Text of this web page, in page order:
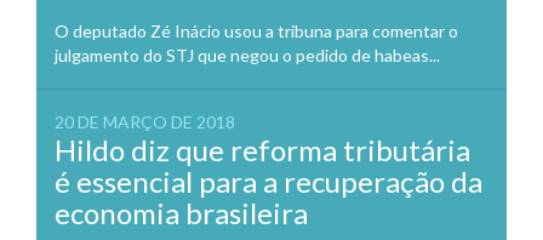
O deputado Zé Inácio usou a tribuna para comentar o
julgamento do STJ que negou o pedido de habeas...
20 DE MARÇO DE 2018
Hildo diz que reforma tributária
é essencial para a recuperação da
economia brasileira